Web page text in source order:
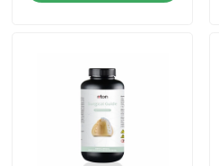
Контакты
Продукция